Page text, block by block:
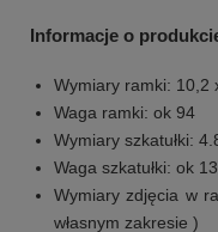
Informacje o
Wymiary ramki: 10,2
Waga ramki: ok 94
Wymiary szkatułki:
Waga szkatułki: ok
Wymiary zdjęcia w
własnym zakresie )